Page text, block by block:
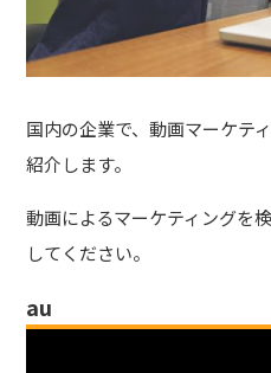
国内の企業で、動画マーケテ
紹介します。
動画によるマーケティングを
してください。
au